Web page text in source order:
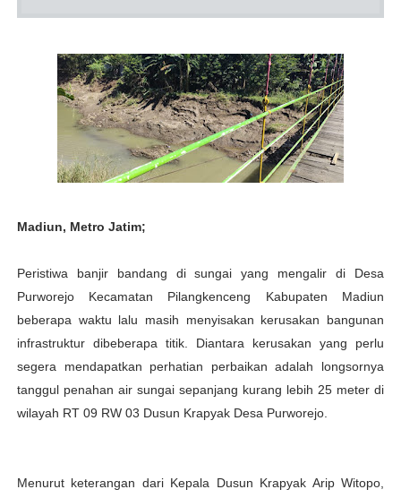
Madiun, Metro Jatim;
Peristiwa banjir bandang di sungai yang mengalir di Desa
Purworejo Kecamatan Pilangkenceng Kabupaten Madiun
beberapa waktu lalu masih menyisakan kerusakan bangunan
infrastruktur dibeberapa titik. Diantara kerusakan yang perlu
segera mendapatkan perhatian perbaikan adalah longsornya
tanggul penahan air sungai sepanjang kurang lebih 25 meter di
wilayah RT 09 RW 03 Dusun Krapyak Desa Purworejo.
Menurut keterangan dari Kepala Dusun Krapyak Arip Witopo,